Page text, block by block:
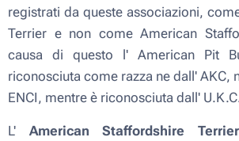
registrati da queste associazioni,
Terrier e non come American
causa di questo l' American Pit
riconosciuta come razza ne dall' AKC,
ENCI, mentre è riconosciuta dall'
L' American Staffordshire Terrier